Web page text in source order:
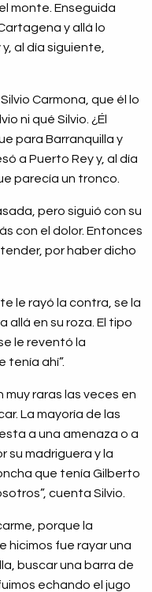
monte. Enseguida
y allá lo
al día siguiente,
Carmona, que él lo
ni qué Silvio. ¿Él
para Barranquilla y
a Puerto Rey y, al día
parecía un tronco.
pero siguió con su
con el dolor. Entonces
por haber dicho
le rayó la contra, se la
allá en su roza. El tipo
le reventó la
tenía ahí”.
raras las veces en
La mayoría de las
a una amenaza o a
su madriguera y la
que tenía Gilberto
cuenta Silvio.
porque la
hicimos fue rayar una
buscar una barra de
echando el jugo